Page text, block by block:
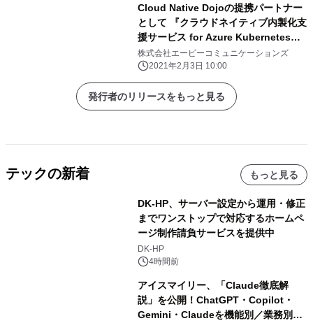
Cloud Native Dojoの提携パートナー
として 『クラウドネイティブ内製化支
援サービス for Azure Kubernetes
Service』を2月3日(水)より提供開始
株式会社エーピーコミュニケーションズ
2021年2月3日 10:00
発行者のリリースをもっと見る
テックの新着 もっと見る
DK-HP、サーバー設定から運用・修正
までワンストップで対応するホームペ
ージ制作請負サービスを提供中
DK-HP
4時間前
アイスマイリー、「Claude徹底解
説」を公開！ChatGPT・Copilot・
Gemini・Claudeを機能別／業務別に